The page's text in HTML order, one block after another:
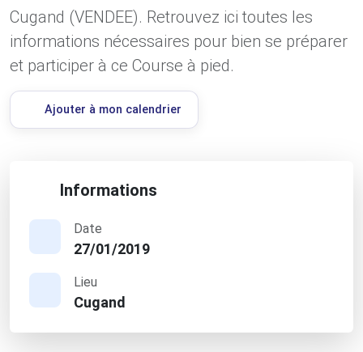
Cugand (VENDEE). Retrouvez ici toutes les
informations nécessaires pour bien se préparer
et participer à ce Course à pied.
Ajouter à mon calendrier
Informations
Date
27/01/2019
Lieu
Cugand